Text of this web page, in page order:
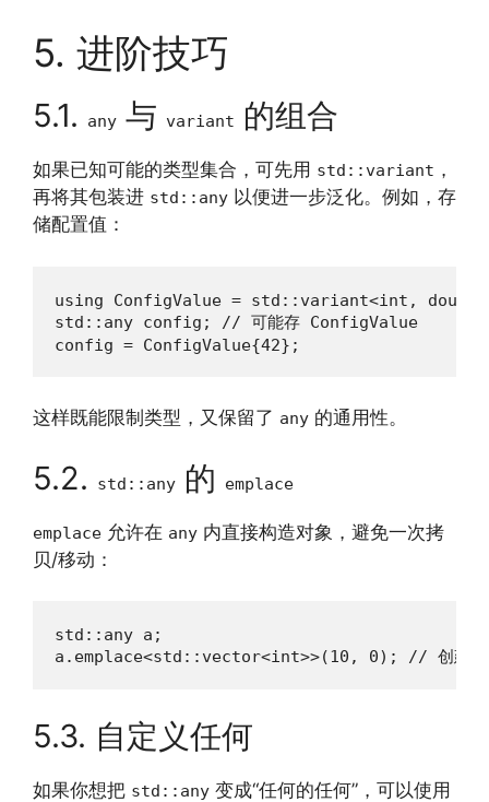
5. 进阶技巧
5.1. any 与 variant 的组合
如果已知可能的类型集合，可先用 std::variant ，
再将其包装进 std::any 以便进一步泛化。例如，存
储配置值：
using ConfigValue = std::variant<int,
std::any config; // 可能存 ConfigValue
config = ConfigValue{42};
这样既能限制类型，又保留了 any 的通用性。
5.2. std::any 的 emplace
emplace 允许在 any 内直接构造对象，避免一次拷
贝/移动：
std::any a;
a.emplace<std::vector<int>>(10, 0); // 创建长
5.3. 自定义任何
如果你想把 std::any 变成“任何的任何”，可以使用